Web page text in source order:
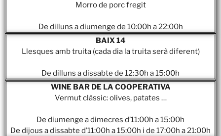
Morro de porc fregit
De dilluns a diumenge de 10:00h a 22:00h
BAIX 14
Llesques amb truita (cada dia la truita serà diferent)
De dilluns a dissabte de 12:30h a 15:00h
WINE BAR DE LA COOPERATIVA
Vermut clàssic: olives, patates …
De diumenge a dimecres d’11:00h a 15:00h
De dijous a dissabte d’11:00h a 15:00h i de 17:00h a 21:00h